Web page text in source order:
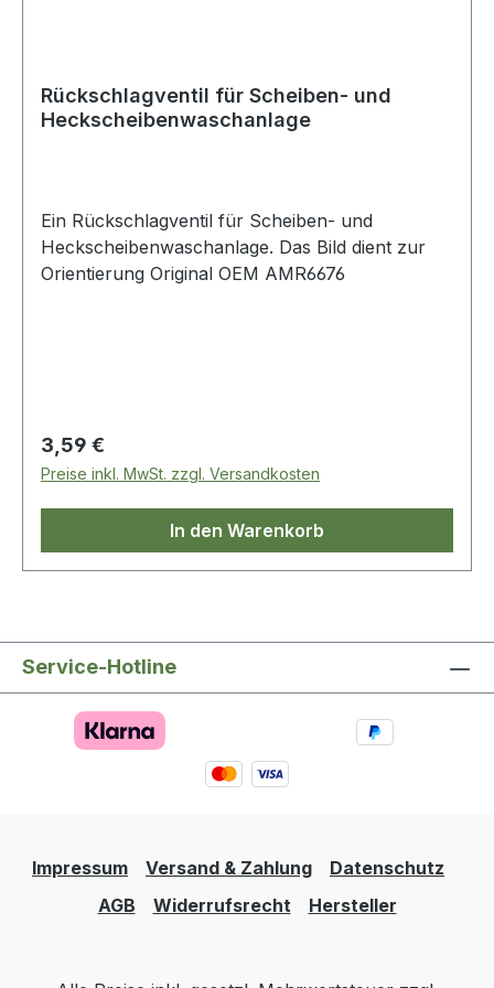
Rückschlagventil für Scheiben- und
Heckscheibenwaschanlage
Ein Rückschlagventil für Scheiben- und
Heckscheibenwaschanlage. Das Bild dient zur
Orientierung Original OEM AMR6676
Regulärer Preis:
3,59 €
Preise inkl. MwSt. zzgl. Versandkosten
In den Warenkorb
Service-Hotline
Impressum Versand & Zahlung
Datenschutz
AGB
Widerrufsrecht Hersteller